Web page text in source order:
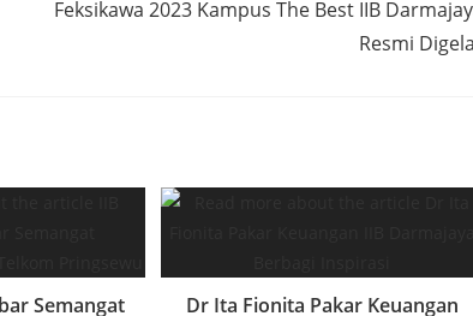
Feksikawa 2023 Kampus The Best IIB
Resmi
Semangat
Dr Ita Fionita Pakar Keuangan